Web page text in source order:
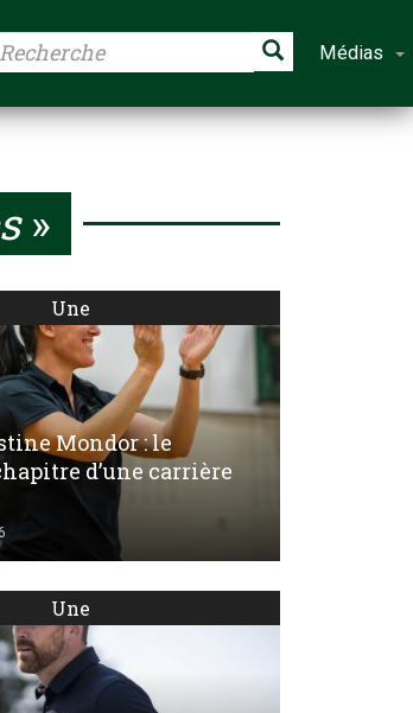
Médias
»
Une
Mondor : le
d’une carrière
Une